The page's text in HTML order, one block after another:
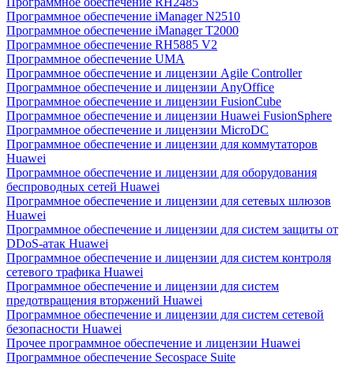
Программное обеспечение iManager N2510
Программное обеспечение iManager T2000
Программное обеспечение RH5885 V2
Программное обеспечение UMA
Программное обеспечение и лицензии Agile Controller
Программное обеспечение и лицензии AnyOffice
Программное обеспечение и лицензии FusionCube
Программное обеспечение и лицензии Huawei FusionSphere
Программное обеспечение и лицензии MicroDC
Программное обеспечение и лицензии для коммутаторов
Huawei
Программное обеспечение и лицензии для оборудования
беспроводных сетей Huawei
Программное обеспечение и лицензии для сетевых шлюзов
Huawei
Программное обеспечение и лицензии для систем защиты от
DDoS-атак Huawei
Программное обеспечение и лицензии для систем контроля
сетевого трафика Huawei
Программное обеспечение и лицензии для систем
предотвращения вторжений Huawei
Программное обеспечение и лицензии для систем сетевой
безопасности Huawei
Прочее программное обеспечение и лицензии Huawei
Программное обеспечение Secospace Suite